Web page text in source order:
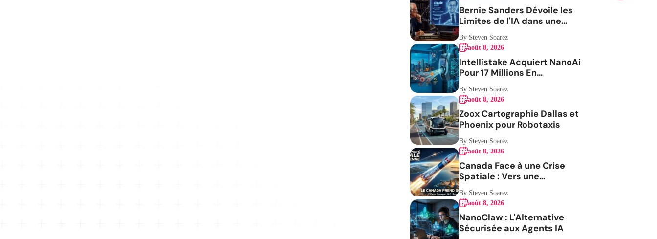
Bernie Sanders Dévoile les
Limites de l'IA dans une
Vidéo Virale
By Steven Soarez
août 8, 2026
Intellistake Acquiert NanoAi
Pour 17 Millions En
ActionsGenerating the
French blog article
By Steven Soarez
août 8, 2026
Zoox Cartographie Dallas et
Phoenix pour Robotaxis
By Steven Soarez
août 8, 2026
Canada Face à une Crise
Spatiale : Vers une
Indépendance Stratégique
By Steven Soarez
août 8, 2026
NanoClaw : L'Alternative
Sécurisée aux Agents IA